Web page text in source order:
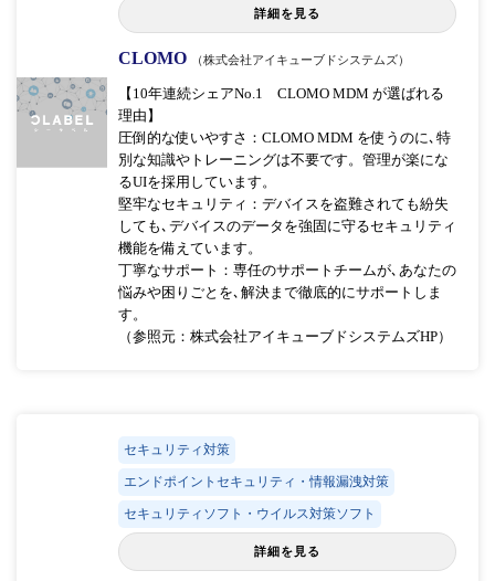
詳細を見る
CLOMO （株式会社アイキューブドシステムズ）
【10年連続シェアNo.1 CLOMO MDM が選ばれる
理由】
圧倒的な使いやすさ：CLOMO MDM を使うのに､特
別な知識やトレーニングは不要です。管理が楽にな
るUIを採用しています。
堅牢なセキュリティ：デバイスを盗難されても紛失
しても､デバイスのデータを強固に守るセキュリティ
機能を備えています。
丁寧なサポート：専任のサポートチームが､あなたの
悩みや困りごとを､解決まで徹底的にサポートしま
す。
（参照元：株式会社アイキューブドシステムズHP）
セキュリティ対策
エンドポイントセキュリティ・情報漏洩対策
セキュリティソフト・ウイルス対策ソフト
詳細を見る